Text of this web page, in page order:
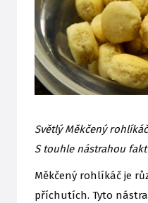
Světlý Měkčený
S touhle nástrahou
Měkčený rohlíkáč je
příchutích. Tyto